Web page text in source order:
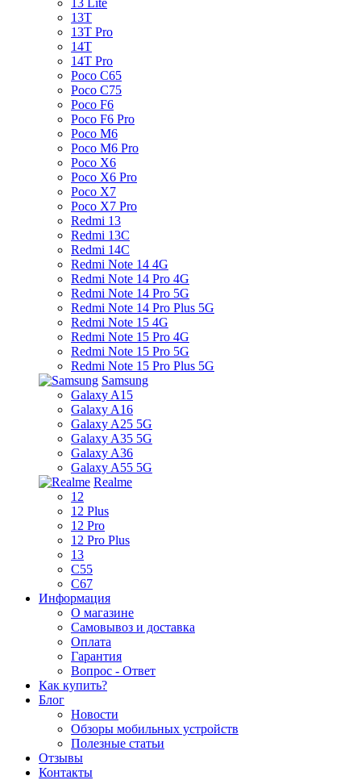
13 Lite
13T
13T Pro
14T
14T Pro
Poco C65
Poco C75
Poco F6
Poco F6 Pro
Poco M6
Poco M6 Pro
Poco X6
Poco X6 Pro
Poco X7
Poco X7 Pro
Redmi 13
Redmi 13C
Redmi 14C
Redmi Note 14 4G
Redmi Note 14 Pro 4G
Redmi Note 14 Pro 5G
Redmi Note 14 Pro Plus 5G
Redmi Note 15 4G
Redmi Note 15 Pro 4G
Redmi Note 15 Pro 5G
Redmi Note 15 Pro Plus 5G
Samsung
Galaxy A15
Galaxy A16
Galaxy A25 5G
Galaxy A35 5G
Galaxy A36
Galaxy A55 5G
Realme
12
12 Plus
12 Pro
12 Pro Plus
13
C55
C67
Информация
О магазине
Самовывоз и доставка
Оплата
Гарантия
Вопрос - Ответ
Как купить?
Блог
Новости
Обзоры мобильных устройств
Полезные статьи
Отзывы
Контакты